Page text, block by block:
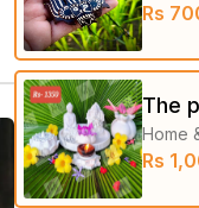
Rs
The
Home
Rs